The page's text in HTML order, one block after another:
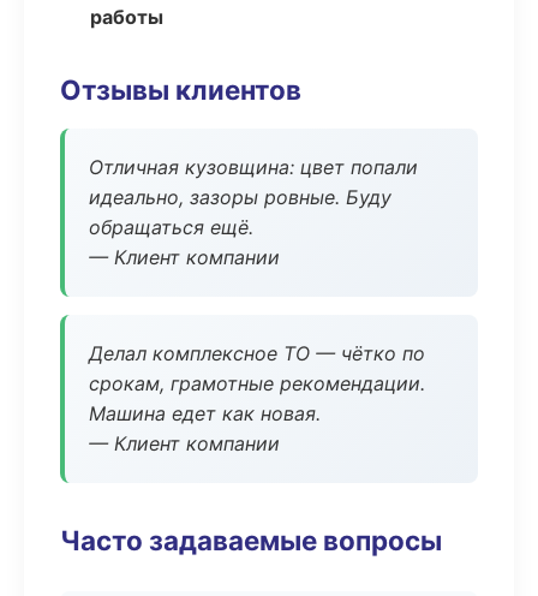
работы
Отзывы клиентов
Отличная кузовщина: цвет попали
идеально, зазоры ровные. Буду
обращаться ещё.
— Клиент компании
Делал комплексное ТО — чётко по
срокам, грамотные рекомендации.
Машина едет как новая.
— Клиент компании
Часто задаваемые вопросы